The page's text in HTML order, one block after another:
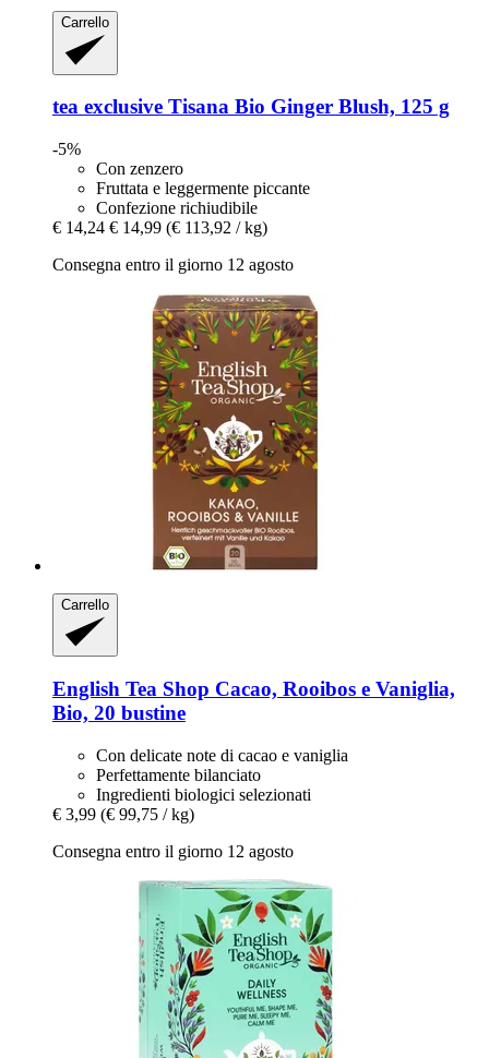
Carrello
tea exclusive Tisana Bio Ginger Blush, 125 g
-5%
Con zenzero
Fruttata e leggermente piccante
Confezione richiudibile
€ 14,24 € 14,99 (€ 113,92 / kg)
Consegna entro il giorno 12 agosto
Carrello
English Tea Shop Cacao, Rooibos e Vaniglia,
Bio, 20 bustine
Con delicate note di cacao e vaniglia
Perfettamente bilanciato
Ingredienti biologici selezionati
€ 3,99 (€ 99,75 / kg)
Consegna entro il giorno 12 agosto